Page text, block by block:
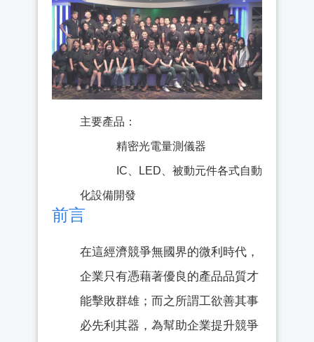
主要產品：
精密光電量測儀器
IC、LED、被動元件各式自動
化設備開發
前言
在這經濟競爭無國界的微利時代，
企業只有憑藉著優良的產品品質才
能擊敗群雄；而之所謂工欲善其事
必先利其器，為幫助企業提升競爭